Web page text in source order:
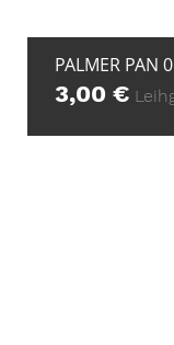
PALMER PAN
3,00 €